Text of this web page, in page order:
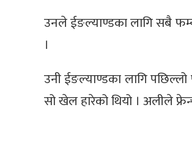
उनले ईङल्याण्डका लागि सबै
।
उनी ईङल्याण्डका लागि
सो खेल हारेको थियो । अलीले